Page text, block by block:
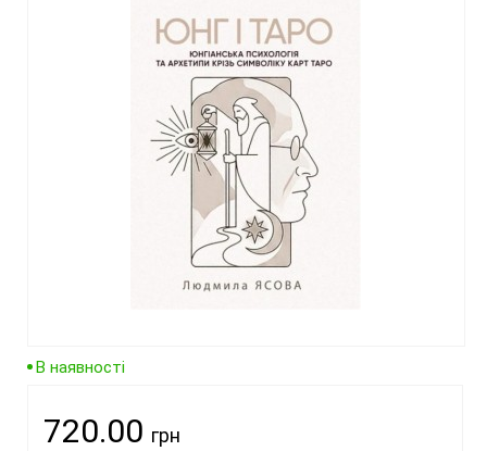
В наявності
720.00 грн